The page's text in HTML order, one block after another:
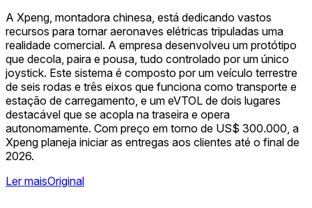
A Xpeng, montadora chinesa, está dedicando vastos
recursos para tornar aeronaves elétricas tripuladas uma
realidade comercial. A empresa desenvolveu um protótipo
que decola, paira e pousa, tudo controlado por um único
joystick. Este sistema é composto por um veículo terrestre
de seis rodas e três eixos que funciona como transporte e
estação de carregamento, e um eVTOL de dois lugares
destacável que se acopla na traseira e opera
autonomamente. Com preço em torno de US$ 300.000, a
Xpeng planeja iniciar as entregas aos clientes até o final de
2026.
Ler maisOriginal